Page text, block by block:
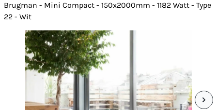
Brugman - Mini Compact - 150x2000mm - 1182 Watt - Type
22 - Wit